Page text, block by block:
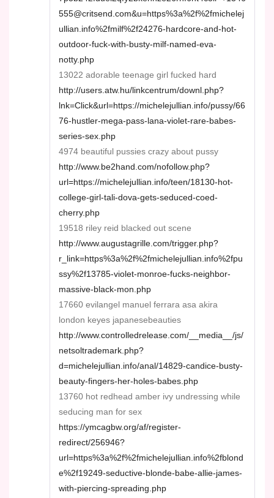
555@critsend.com&u=https%3a%2f%2fmichelej
ullian.info%2fmilf%2f24276-hardcore-and-hot-
outdoor-fuck-with-busty-milf-named-eva-
notty.php
13022 adorable teenage girl fucked hard
http://users.atw.hu/linkcentrum/downl.php?
lnk=Click&url=https://michelejullian.info/pussy/66
76-hustler-mega-pass-lana-violet-rare-babes-
series-sex.php
4974 beautiful pussies crazy about pussy
http://www.be2hand.com/nofollow.php?
url=https://michelejullian.info/teen/18130-hot-
college-girl-tali-dova-gets-seduced-coed-
cherry.php
19518 riley reid blacked out scene
http://www.augustagrille.com/trigger.php?
r_link=https%3a%2f%2fmichelejullian.info%2fpu
ssy%2f13785-violet-monroe-fucks-neighbor-
massive-black-mon.php
17660 evilangel manuel ferrara asa akira
london keyes japanesebeauties
http://www.controlledrelease.com/__media__/js/
netsoltrademark.php?
d=michelejullian.info/anal/14829-candice-busty-
beauty-fingers-her-holes-babes.php
13760 hot redhead amber ivy undressing while
seducing man for sex
https://ymcagbw.org/af/register-
redirect/256946?
url=https%3a%2f%2fmichelejullian.info%2fblond
e%2f19249-seductive-blonde-babe-allie-james-
with-piercing-spreading.php